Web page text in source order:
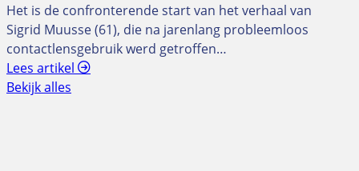
Het is de confronterende start van het verhaal van
Sigrid Muusse (61), die na jarenlang probleemloos
contactlensgebruik werd getroffen…
Lees artikel
Bekijk alles